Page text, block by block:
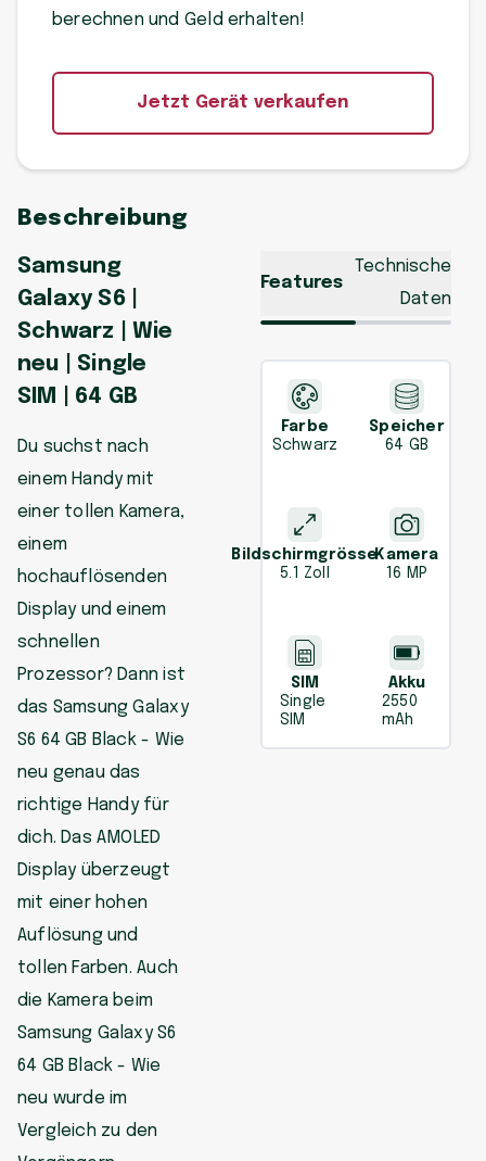
berechnen und Geld erhalten!
Jetzt Gerät verkaufen
Beschreibung
Samsung
Galaxy S6 |
Schwarz | Wie
neu | Single
SIM | 64 GB
Du suchst nach
einem Handy mit
einer tollen Kamera,
einem
hochauflösenden
Display und einem
schnellen
Prozessor? Dann ist
das Samsung Galaxy
S6 64 GB Black - Wie
neu genau das
richtige Handy für
dich. Das AMOLED
Display überzeugt
mit einer hohen
Auflösung und
tollen Farben. Auch
die Kamera beim
Samsung Galaxy S6
64 GB Black - Wie
neu wurde im
Vergleich zu den
Features
Technische
Daten
Farbe
Schwarz
Speicher
64 GB
Bildschirmgrösse
5.1 Zoll
Kamera
16 MP
SIM
Single
SIM
Akku
2550
mAh